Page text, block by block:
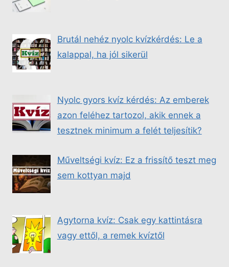
Brutál nehéz nyolc kvízkérdés: Le a
kalappal, ha jól sikerül
Nyolc gyors kvíz kérdés: Az emberek
azon feléhez tartozol, akik ennek a
tesztnek minimum a felét teljesítik?
Műveltségi kvíz: Ez a frissítő teszt meg
sem kottyan majd
Agytorna kvíz: Csak egy kattintásra
vagy ettől, a remek kvíztől